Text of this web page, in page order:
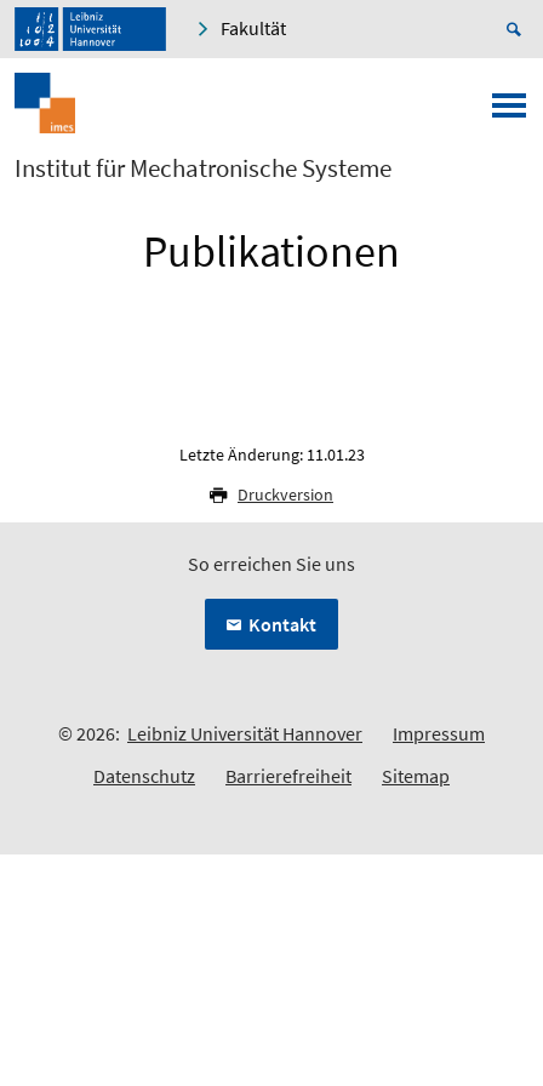
Fakultät
Institut für Mechatronische Systeme
Publikationen
Letzte Änderung: 11.01.23
Druckversion
So erreichen Sie uns
Kontakt
© 2026: Leibniz Universität Hannover
Impressum
Datenschutz
Barrierefreiheit Sitemap